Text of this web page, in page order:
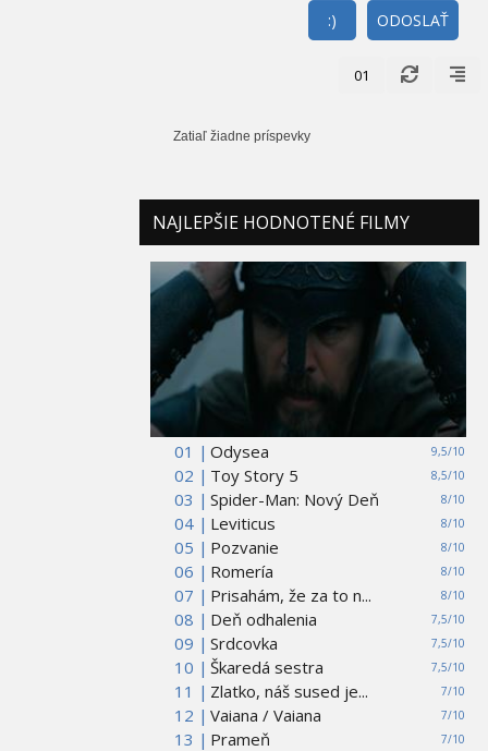
ODOSLAŤ
:)
01
Zatiaľ žiadne príspevky
NAJLEPŠIE HODNOTENÉ FILMY
01 | 9,5/10
Odysea
02 |
8,5/10
Toy Story 5
03 |
8/10
Spider-Man: Nový Deň
04 |
8/10
Leviticus
05 |
8/10
Pozvanie
06 |
8/10
Romería
07 |
8/10
Prisahám, že za to n...
08 |
7,5/10
Deň odhalenia
09 |
7,5/10
Srdcovka
10 |
7,5/10
Škaredá sestra
11 |
7/10
Zlatko, náš sused je...
12 |
7/10
Vaiana / Vaiana
13 |
7/10
Prameň